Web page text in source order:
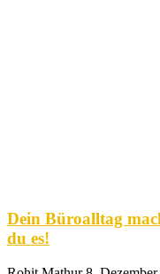
Dein Büroalltag
du es!